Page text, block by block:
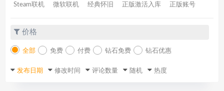
Steam联机 微软联机 经典怀旧 正版激活入库 正版账号
价格
全部 免费 付费 钻石免费 钻石优惠
发布日期 修改时间 评论数量 随机 热度